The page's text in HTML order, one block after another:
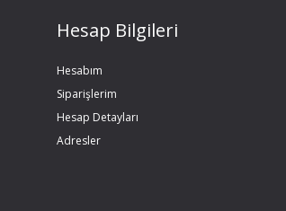
Hesap Bilgileri
Hesabım
Siparişlerim
Hesap Detayları
Adresler